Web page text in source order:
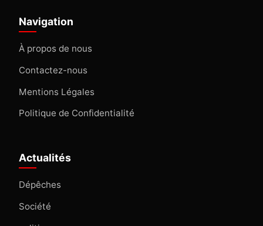
Navigation
À propos de nous
Contactez-nous
Mentions Légales
Politique de Confidentialité
Actualités
Dépêches
Société